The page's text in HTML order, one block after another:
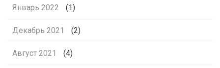
Январь 2022 (1)
Декабрь 2021 (2)
Август 2021 (4)